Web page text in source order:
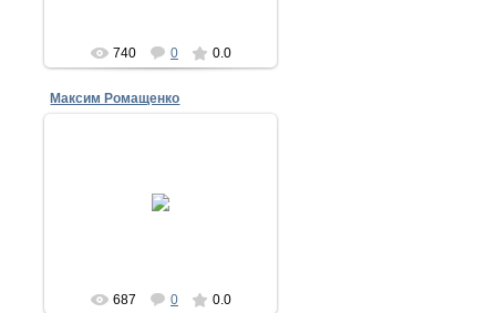
740 0 0.0
Максим Ромащенко
17 мая 2014
687 0 0.0